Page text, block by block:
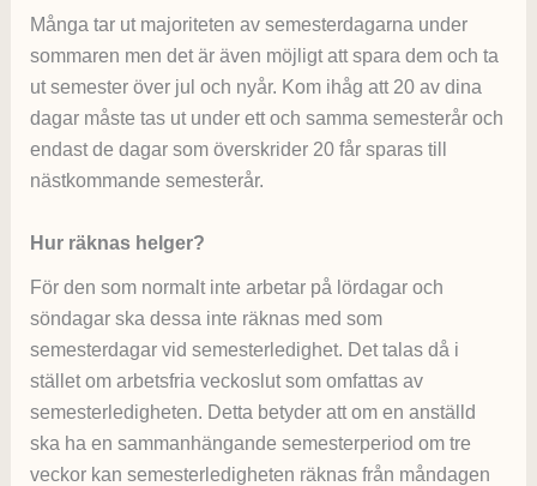
Många tar ut majoriteten av semesterdagarna under
sommaren men det är även möjligt att spara dem och ta
ut semester över jul och nyår. Kom ihåg att 20 av dina
dagar måste tas ut under ett och samma semesterår och
endast de dagar som överskrider 20 får sparas till
nästkommande semesterår.
Hur räknas helger?
För den som normalt inte arbetar på lördagar och
söndagar ska dessa inte räknas med som
semesterdagar vid semesterledighet. Det talas då i
stället om arbetsfria veckoslut som omfattas av
semesterledigheten. Detta betyder att om en anställd
ska ha en sammanhängande semesterperiod om tre
veckor kan semesterledigheten räknas från måndagen